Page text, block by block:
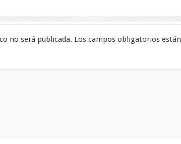
no será publicada. Los campos obligatorios están